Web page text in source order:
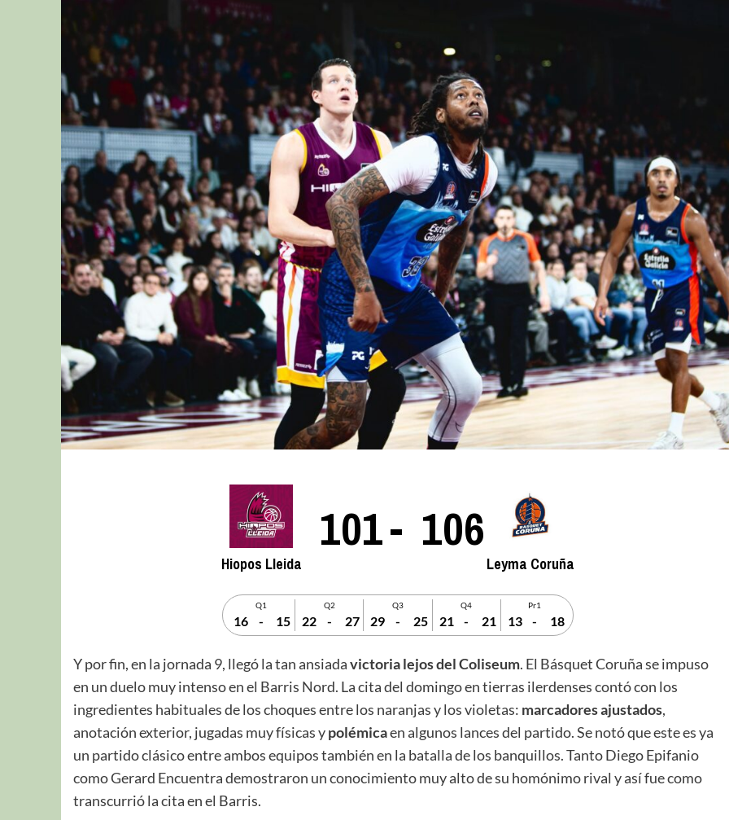
Hiopos Lleida
101- 106
Leyma Coruña
Q1
16 - 15
Q2
22 - 27
Q3
29 - 25
Q4
21 - 21
Pr1
13 - 18
Y por fin, en la jornada 9, llegó la tan ansiadavictoria lejos del Coliseum. El Básquet Coruña se impuso
en un duelo muy intenso en el Barris Nord. La cita del domingo en tierras ilerdenses contó con los
ingredientes habituales de los choques entre los naranjas y los violetas: marcadores ajustados,
anotación exterior, jugadas muy físicas ypolémicaen algunos lances del partido. Se notó que este es ya
un partido clásico entre ambos equipos también en la batalla de los banquillos. Tanto Diego Epifanio
como Gerard Encuentra demostraron un conocimiento muy alto de su homónimo rival y así fue como
transcurrió la cita en el Barris.
La entrevista bTactic
La entrevista bTactic
mayo 7, 2026
Nos hacemos mayores. Vamos creciendo. Tanto así
que el próximo 20 de mayo celebramos nuestro
cuarto cumpleaños. Y todo crecimiento conlleva